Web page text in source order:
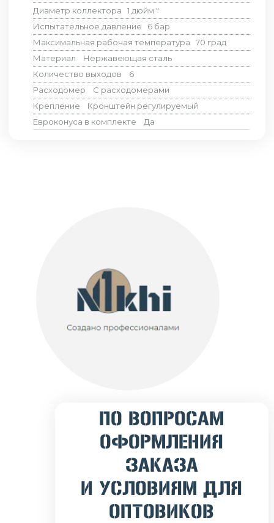
Диаметр коллектора
1 дюйм "
Испытательное давление
6 бар
Максимальная рабочая температура
70 град
Материал
Нержавеющая сталь
Количество выходов
6
Расходомер
С расходомерами
Крепление
Кронштейн регулируемый
Евроконуса в комплекте
Да
ПО ВОПРОСАМ
ОФОРМЛЕНИЯ
ЗАКАЗА
И УСЛОВИЯМ ДЛЯ
ОПТОВИКОВ